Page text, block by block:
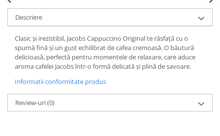
Descriere
Clasic și irezistibil, Jacobs Cappuccino Original te răsfață cu o
spumă fină și un gust echilibrat de cafea cremoasă. O băutură
delicioasă, perfectă pentru momentele de relaxare, care aduce
aroma cafelei Jacobs într-o formă delicată și plină de savoare.
Informatii conformitate produs
Review-uri(0)